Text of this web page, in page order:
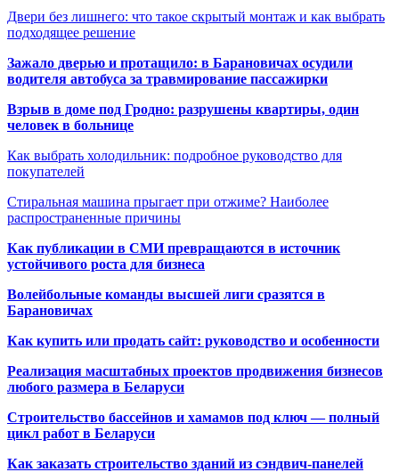
Двери без лишнего: что такое скрытый монтаж и как выбрать
подходящее решение
Зажало дверью и протащило: в Барановичах осудили
водителя автобуса за травмирование пассажирки
Взрыв в доме под Гродно: разрушены квартиры, один
человек в больнице
Как выбрать холодильник: подробное руководство для
покупателей
Стиральная машина прыгает при отжиме? Наиболее
распространенные причины
Как публикации в СМИ превращаются в источник
устойчивого роста для бизнеса
Волейбольные команды высшей лиги сразятся в
Барановичах
Как купить или продать сайт: руководство и особенности
Реализация масштабных проектов продвижения бизнесов
любого размера в Беларуси
Строительство бассейнов и хамамов под ключ — полный
цикл работ в Беларуси
Как заказать строительство зданий из сэндвич-панелей